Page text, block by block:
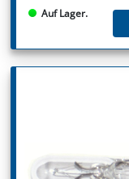
Auf Lager.